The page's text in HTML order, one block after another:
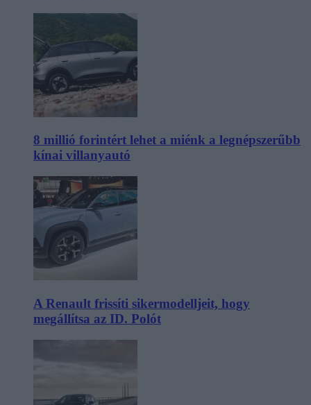
8 millió forintért lehet a miénk a legnépszerűbb
kínai villanyautó
A Renault frissíti sikermodelljeit, hogy
megállítsa az ID. Polót